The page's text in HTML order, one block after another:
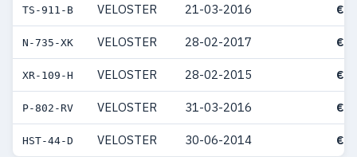
TS-911-B VELOSTER 21-03-2016 €
N-735-XK VELOSTER 28-02-2017 €
XR-109-H VELOSTER 28-02-2015 €
P-802-RV VELOSTER 31-03-2016 €
HST-44-D VELOSTER 30-06-2014 €